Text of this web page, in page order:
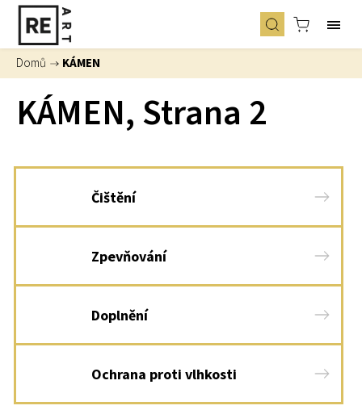
Domů / KÁMEN
KÁMEN, Strana 2
Čištění
Zpevňování
Doplnění
Ochrana proti vlhkosti